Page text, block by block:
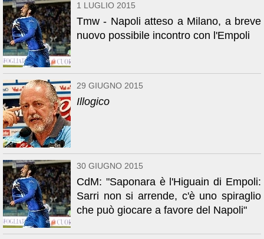
1 LUGLIO 2015
Tmw - Napoli atteso a Milano, a breve
nuovo possibile incontro con l'Empoli
29 GIUGNO 2015
Illogico
30 GIUGNO 2015
CdM: "Saponara è l'Higuain di Empoli:
Sarri non si arrende, c'è uno spiraglio
che può giocare a favore del Napoli"